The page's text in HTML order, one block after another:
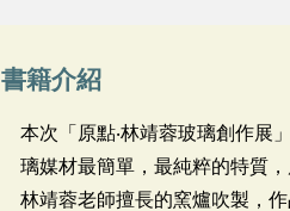
書籍介紹
本次「原點‧林靖蓉玻璃創作展
璃媒材最簡單，最純粹的特質
林靖蓉老師擅長的窯爐吹製，